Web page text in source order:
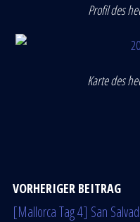
Profil des
Karte des
VORHERIGER BEITRAG
[Mallorca Tag 4] San